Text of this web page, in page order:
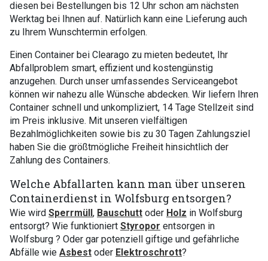
diesen bei Bestellungen bis 12 Uhr schon am nächsten
Werktag bei Ihnen auf. Natürlich kann eine Lieferung auch
zu Ihrem Wunschtermin erfolgen.
Einen Container bei Clearago zu mieten bedeutet, Ihr
Abfallproblem smart, effizient und kostengünstig
anzugehen. Durch unser umfassendes Serviceangebot
können wir nahezu alle Wünsche abdecken. Wir liefern Ihren
Container schnell und unkompliziert, 14 Tage Stellzeit sind
im Preis inklusive. Mit unseren vielfältigen
Bezahlmöglichkeiten sowie bis zu 30 Tagen Zahlungsziel
haben Sie die größtmögliche Freiheit hinsichtlich der
Zahlung des Containers.
Welche Abfallarten kann man über unseren
Containerdienst in Wolfsburg entsorgen?
Wie wird Sperrmüll , Bauschutt oder Holz in Wolfsburg
entsorgt? Wie funktioniert Styropor entsorgen in
Wolfsburg ? Oder gar potenziell giftige und gefährliche
Abfälle wie Asbest oder Elektroschrott?